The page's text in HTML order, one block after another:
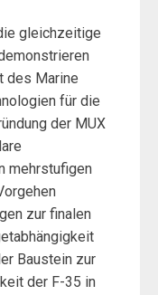
gleichzeitige
des Marine
für die
der MUX
mehrstufigen
zur finalen
Baustein zur
der F-35 in